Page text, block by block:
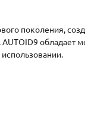
поколения,